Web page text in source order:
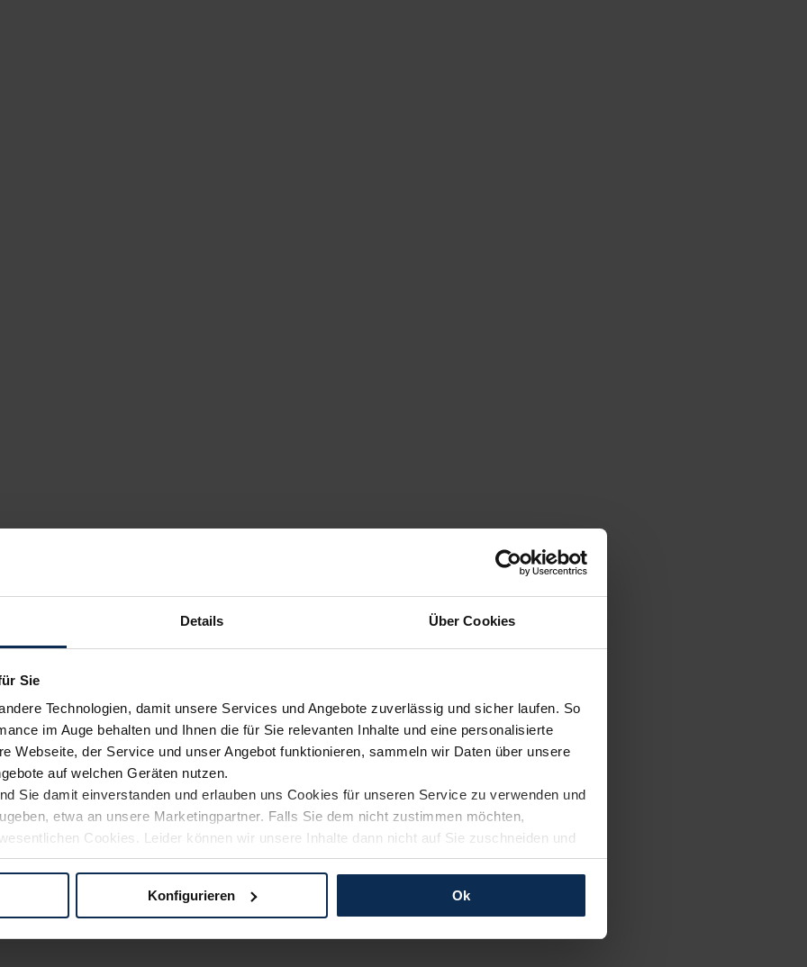
Details Über Cookies
Sie
Technologien, damit unsere Services und Angebote zuverlässig und sicher laufen. So
im Auge behalten und Ihnen die für Sie relevanten Inhalte und eine personalisierte
Webseite, der Service und unser Angebot funktionieren, sammeln wir Daten über unsere
auf welchen Geräten nutzen.
Sie damit einverstanden und erlauben uns Cookies für unseren Service zu verwenden und
etwa an unsere Marketingpartner. Falls Sie dem nicht zustimmen möchten,
Cookies. Leider können wir unsere Inhalte dann nicht auf Sie zuschneiden und
Weg zu Ihrem Neuwagen unterstützen. Sie können die Einstellungen jederzeit anpassen
Konfigurieren Ok